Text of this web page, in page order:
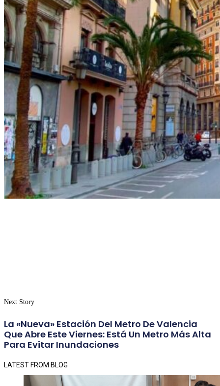
Next Story
La «nueva» Estación Del Metro De Valencia
Que Abre Este Viernes: Está Un Metro Más Alta
Para Evitar Inundaciones
LATEST FROM BLOG